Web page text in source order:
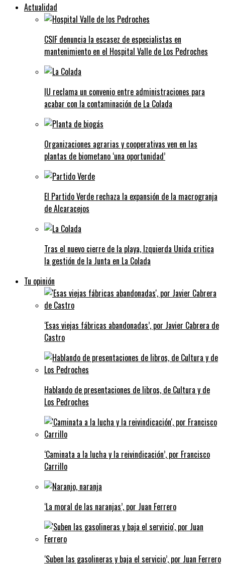
Actualidad
CSIF denuncia la escasez de especialistas en
mantenimiento en el Hospital Valle de Los Pedroches
IU reclama un convenio entre administraciones para
acabar con la contaminación de La Colada
Organizaciones agrarias y cooperativas ven en las
plantas de biometano ‘una oportunidad’
El Partido Verde rechaza la expansión de la macrogranja
de Alcaracejos
Tras el nuevo cierre de la playa, Izquierda Unida critica
la gestión de la Junta en La Colada
Tu opinión
‘Esas viejas fábricas abandonadas’, por Javier Cabrera de
Castro
Hablando de presentaciones de libros, de Cultura y de
Los Pedroches
‘Caminata a la lucha y la reivindicación’, por Francisco
Carrillo
‘La moral de las naranjas’, por Juan Ferrero
‘Suben las gasolineras y baja el servicio’, por Juan Ferrero